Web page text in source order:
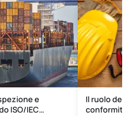
e
ISO/IEC…
Il ruolo
conformità